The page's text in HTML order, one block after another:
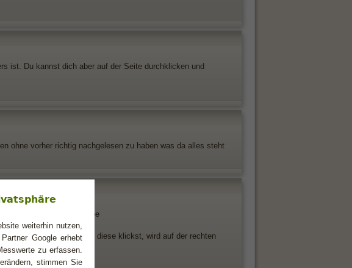
ist. Du kannst dich aber auf der Seite durchklicken und
ohne vorher richtig nachgelesen zu haben was da alles steht
Portrait -> Dateieingabe
aus. Wenn Du auf diese klickst, wird auf der rechten
weiterhin nutzen,
Google erhebt
zu erfassen.
stimmen Sie